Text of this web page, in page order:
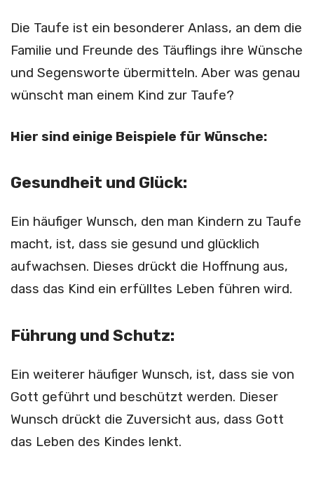
Die Taufe ist ein besonderer Anlass, an dem die
Familie und Freunde des Täuflings ihre Wünsche
und Segensworte übermitteln. Aber was genau
wünscht man einem Kind zur Taufe?
Hier sind einige Beispiele für Wünsche:
Gesundheit und Glück:
Ein häufiger Wunsch, den man Kindern zu Taufe
macht, ist, dass sie gesund und glücklich
aufwachsen. Dieses drückt die Hoffnung aus,
dass das Kind ein erfülltes Leben führen wird.
Führung und Schutz:
Ein weiterer häufiger Wunsch, ist, dass sie von
Gott geführt und beschützt werden. Dieser
Wunsch drückt die Zuversicht aus, dass Gott
das Leben des Kindes lenkt.